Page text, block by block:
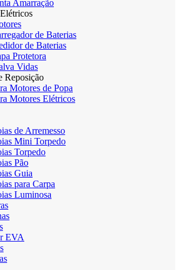
Amarração
de Baterias
de Baterias
Protetora
Vidas
Reposição
Motores de Popa
Motores Elétricos
de Arremesso
Mini Torpedo
Torpedo
Pão
Guia
para Carpa
Luminosa
EVA